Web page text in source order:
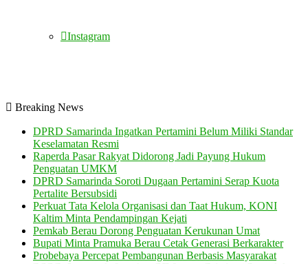
Instagram
Breaking News
DPRD Samarinda Ingatkan Pertamini Belum Miliki Standar
Keselamatan Resmi
Raperda Pasar Rakyat Didorong Jadi Payung Hukum
Penguatan UMKM
DPRD Samarinda Soroti Dugaan Pertamini Serap Kuota
Pertalite Bersubsidi
Perkuat Tata Kelola Organisasi dan Taat Hukum, KONI
Kaltim Minta Pendampingan Kejati
Pemkab Berau Dorong Penguatan Kerukunan Umat
Bupati Minta Pramuka Berau Cetak Generasi Berkarakter
Probebaya Percepat Pembangunan Berbasis Masyarakat